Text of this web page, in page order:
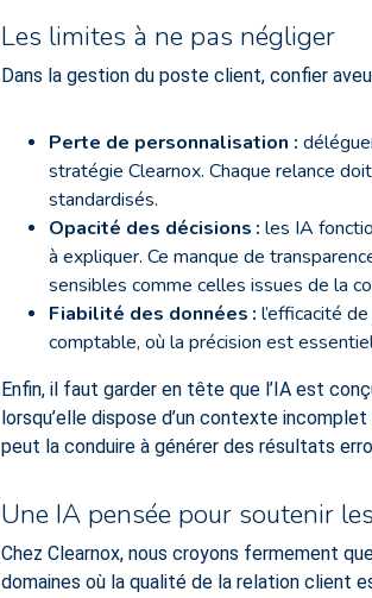
Les limites à ne pas négliger
Dans la gestion du poste client, confier
Perte de personnalisation :
stratégie Clearnox. Chaque relance
standardisés.
Opacité des décisions : les IA
à expliquer. Ce manque de
sensibles comme celles issues de la
Fiabilité des données : l’efficacité
comptable, où la précision est
Enfin, il faut garder en tête que l’IA est
lorsqu’elle dispose d’un contexte
peut la conduire à générer des résultats
Une IA pensée pour soutenir
Chez Clearnox, nous croyons fermement
domaines où la qualité de la relation client